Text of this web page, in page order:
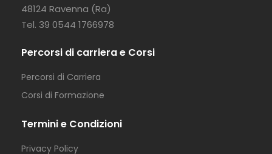
48124 Ravenna (Ra)
Tel. 39 0544 1766978
Percorsi di carriera e Corsi
Percorsi di Carriera
Corsi di Formazione
Termini e Condizioni
Privacy Policy